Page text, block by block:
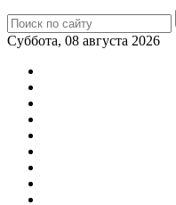
Суббота, 08 августа 2026